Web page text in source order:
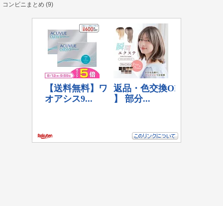
コンビニまとめ (9)